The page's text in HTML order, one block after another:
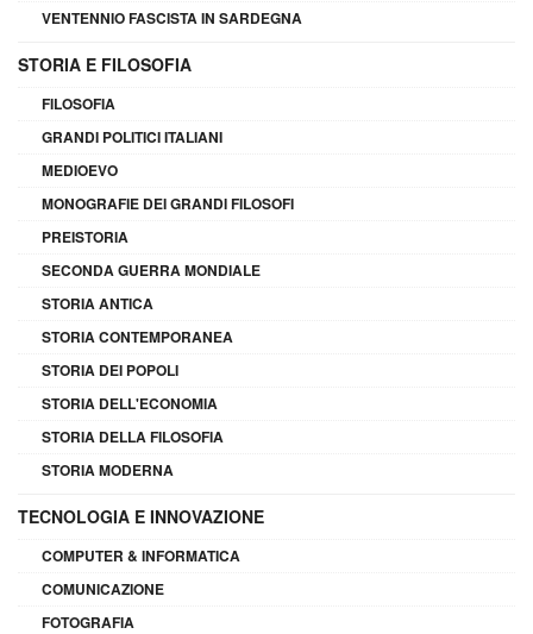
VENTENNIO FASCISTA IN SARDEGNA
STORIA E FILOSOFIA
FILOSOFIA
GRANDI POLITICI ITALIANI
MEDIOEVO
MONOGRAFIE DEI GRANDI FILOSOFI
PREISTORIA
SECONDA GUERRA MONDIALE
STORIA ANTICA
STORIA CONTEMPORANEA
STORIA DEI POPOLI
STORIA DELL'ECONOMIA
STORIA DELLA FILOSOFIA
STORIA MODERNA
TECNOLOGIA E INNOVAZIONE
COMPUTER & INFORMATICA
COMUNICAZIONE
FOTOGRAFIA